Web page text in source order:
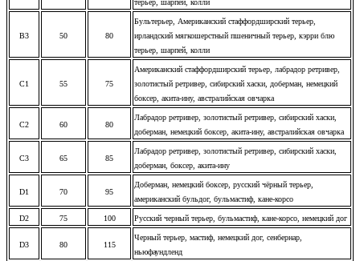
терьер, шарпей, колли
B3 50 80
Бультерьер, Американский стаффордширский терьер,
ирландский мягкошерстный пшеничный терьер, кэрри блю
терьер, шарпей, колли
C1 55 75
Американский стаффордширский терьер, лабрадор ретривер,
золотистый ретривер, сибирский хаски, доберман, немецкий
боксер, акита-ину, австралийская овчарка
C2 60 80
Лабрадор ретривер, золотистый ретривер, сибирский хаски,
доберман, немецкий боксер, акита-ину, австралийская овчарка
C3 65 85
Лабрадор ретривер, золотистый ретривер, сибирский хаски,
доберман, боксер, акита-ину
D1 70 95
Доберман, немецкий боксер, русский чёрный терьер,
американский бульдог, бульмастиф, кане-корсо
D2 75 100 Русский черный терьер, бульмастиф, кане-корсо, немецкий дог
D3 80 115
Черный терьер, мастиф, немецкий дог, сенбернар,
ньюфаундленд